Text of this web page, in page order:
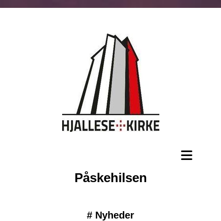
Påskehilsen
# Nyheder